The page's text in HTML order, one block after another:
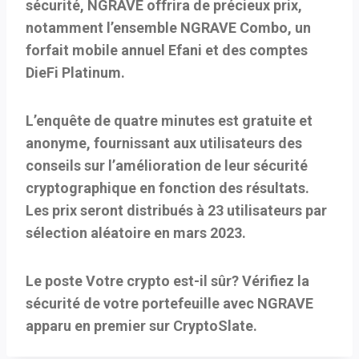
sécurité, NGRAVE offrira de précieux prix,
notamment l’ensemble NGRAVE Combo, un
forfait mobile annuel Efani et des comptes
DieFi Platinum.
L’enquête de quatre minutes est gratuite et
anonyme, fournissant aux utilisateurs des
conseils sur l’amélioration de leur sécurité
cryptographique en fonction des résultats.
Les prix seront distribués à 23 utilisateurs par
sélection aléatoire en mars 2023.
Le poste Votre crypto est-il sûr? Vérifiez la
sécurité de votre portefeuille avec NGRAVE
apparu en premier sur CryptoSlate.